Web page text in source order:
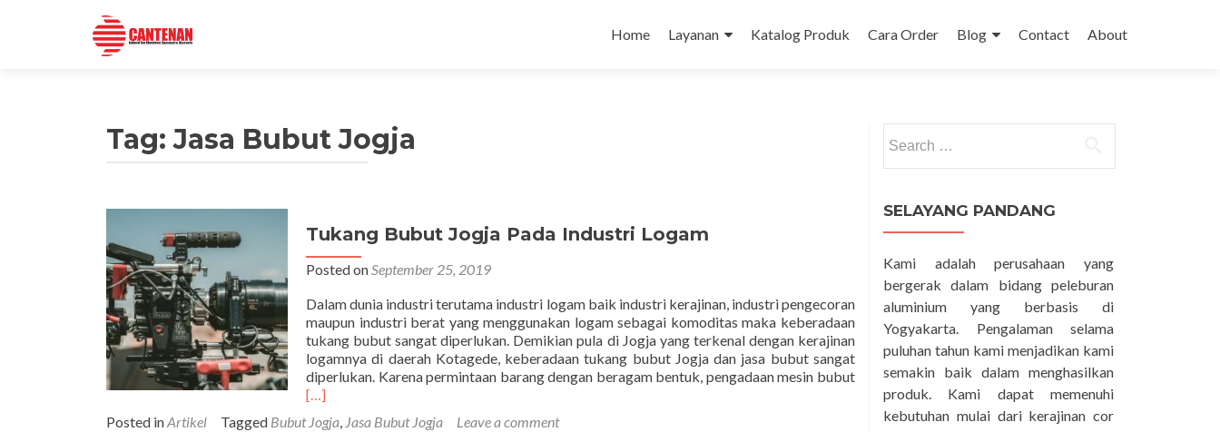
to
Home Layanan Katalog Produk Cara Order Blog Contact About
Tag:Jasa Bubut Jogja
Tukang Bubut Jogja Pada Industri Logam
Posted onSeptember 25, 2019
Dalam dunia industri terutama industri logam baik industri kerajinan, industri pengecoran
maupun industri berat yang menggunakan logam sebagai komoditas maka keberadaan
tukang bubut sangat diperlukan. Demikian pula di Jogja yang terkenal dengan kerajinan
logamnya di daerah Kotagede, keberadaan tukang bubut Jogja dan jasa bubut sangat
diperlukan. Karena permintaan barang dengan beragam bentuk, pengadaan mesin bubutRead
more
about
[…]
Posted inArtikel Tagged Bubut Jogja, Jasa Bubut Jogja Leave a comment
for:
SELAYANG PANDANG
Kami adalah perusahaan yang
bergerak dalam bidang peleburan
aluminium yang berbasis di
Yogyakarta. Pengalaman selama
puluhan tahun kami menjadikan kami
semakin baik dalam menghasilkan
produk. Kami dapat memenuhi
kebutuhan mulai dari kerajinan cor